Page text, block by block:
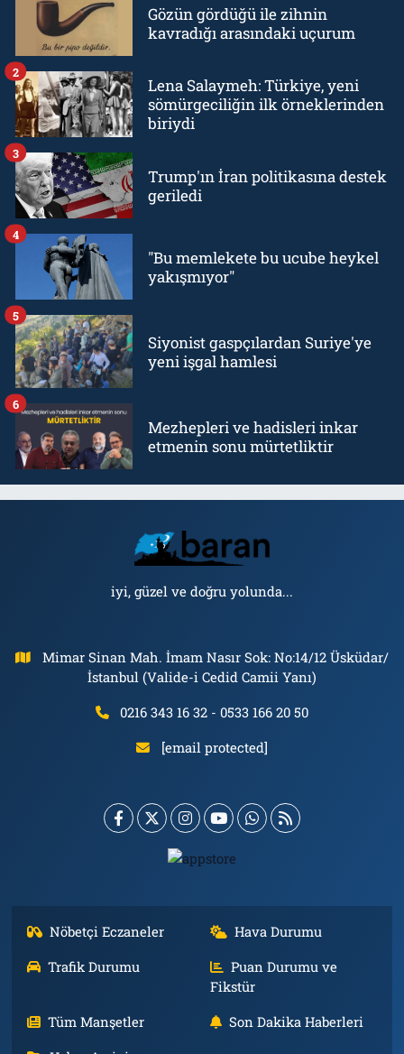
Gözün gördüğü ile zihnin
kavradığı arasındaki uçurum
Lena Salaymeh: Türkiye, yeni
sömürgeciliğin ilk örneklerinden
biriydi
2
Trump'ın İran politikasına destek
geriledi
3
"Bu memlekete bu ucube heykel
yakışmıyor"
4
Siyonist gaspçılardan Suriye'ye
yeni işgal hamlesi
5
Mezhepleri ve hadisleri inkar
etmenin sonu mürtetliktir
6
iyi, güzel ve doğru yolunda...
Mimar Sinan Mah. İmam Nasır Sok: No:14/12 Üsküdar/
İstanbul (Valide-i Cedid Camii Yanı)
0216 343 16 32 - 0533 166 20 50
[email protected]
Nöbetçi Eczaneler
Hava Durumu
Trafik Durumu
Puan Durumu ve
Fikstür
Tüm Manşetler
Son Dakika Haberleri